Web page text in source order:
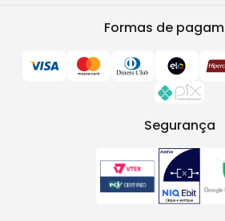
Formas de
Segurança